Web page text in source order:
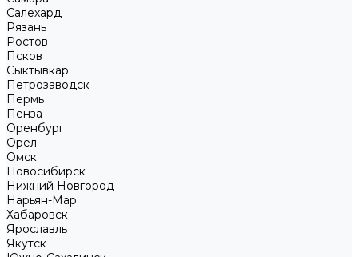
Салехард
Рязань
Ростов
Псков
Сыктывкар
Петрозаводск
Пермь
Пенза
Оренбург
Орел
Омск
Новосибирск
Нижний Новгород
Нарьян-Мар
Хабаровск
Ярославль
Якутск